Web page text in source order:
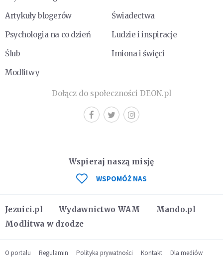
Artykuły blogerów
Świadectwa
Psychologia na co dzień
Ludzie i inspiracje
Ślub
Imiona i święci
Modlitwy
Dołącz do społeczności DEON.pl
Jezuici.pl Wydawnictwo WAM
Mando.pl
Modlitwa w drodze
Wspieraj naszą misję
WSPOMÓŻ NAS
O portalu Regulamin Polityka prywatności Kontakt Dla mediów